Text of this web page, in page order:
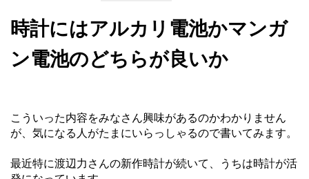
時計にはアルカリ電池かマンガ
ン電池のどちらが良いか
こういった内容をみなさん興味があるのかわかりません
が、気になる人がたまにいらっしゃるので書いてみます。
最近特に渡辺力さんの新作時計が続いて、うちは時計が活